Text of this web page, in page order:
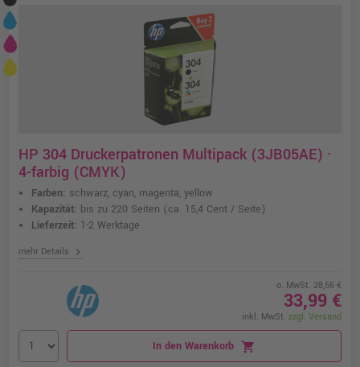
HP 304 Druckerpatronen Multipack (3JB05AE) ·
4-farbig (CMYK)
Farben: schwarz, cyan, magenta, yellow
Kapazität: bis zu 220 Seiten (ca. 15,4 Cent / Seite)
Lieferzeit: 1-2 Werktage
mehr Details chevron_right
o. MwSt. 28,56 €
33,99 €
inkl. MwSt. zzgl. Versand
In den Warenkorb shopping_cart